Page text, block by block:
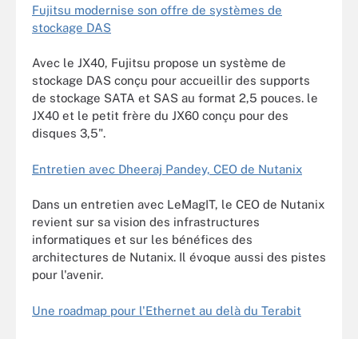
Fujitsu modernise son offre de systèmes de
stockage DAS
Avec le JX40, Fujitsu propose un système de
stockage DAS conçu pour accueillir des supports
de stockage SATA et SAS au format 2,5 pouces. le
JX40 et le petit frère du JX60 conçu pour des
disques 3,5".
Entretien avec Dheeraj Pandey, CEO de Nutanix
Dans un entretien avec LeMagIT, le CEO de Nutanix
revient sur sa vision des infrastructures
informatiques et sur les bénéfices des
architectures de Nutanix. Il évoque aussi des pistes
pour l'avenir.
Une roadmap pour l'Ethernet au delà du Terabit